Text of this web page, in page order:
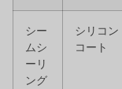
シー
ムシ
ーリ
ング
シリコン
コート